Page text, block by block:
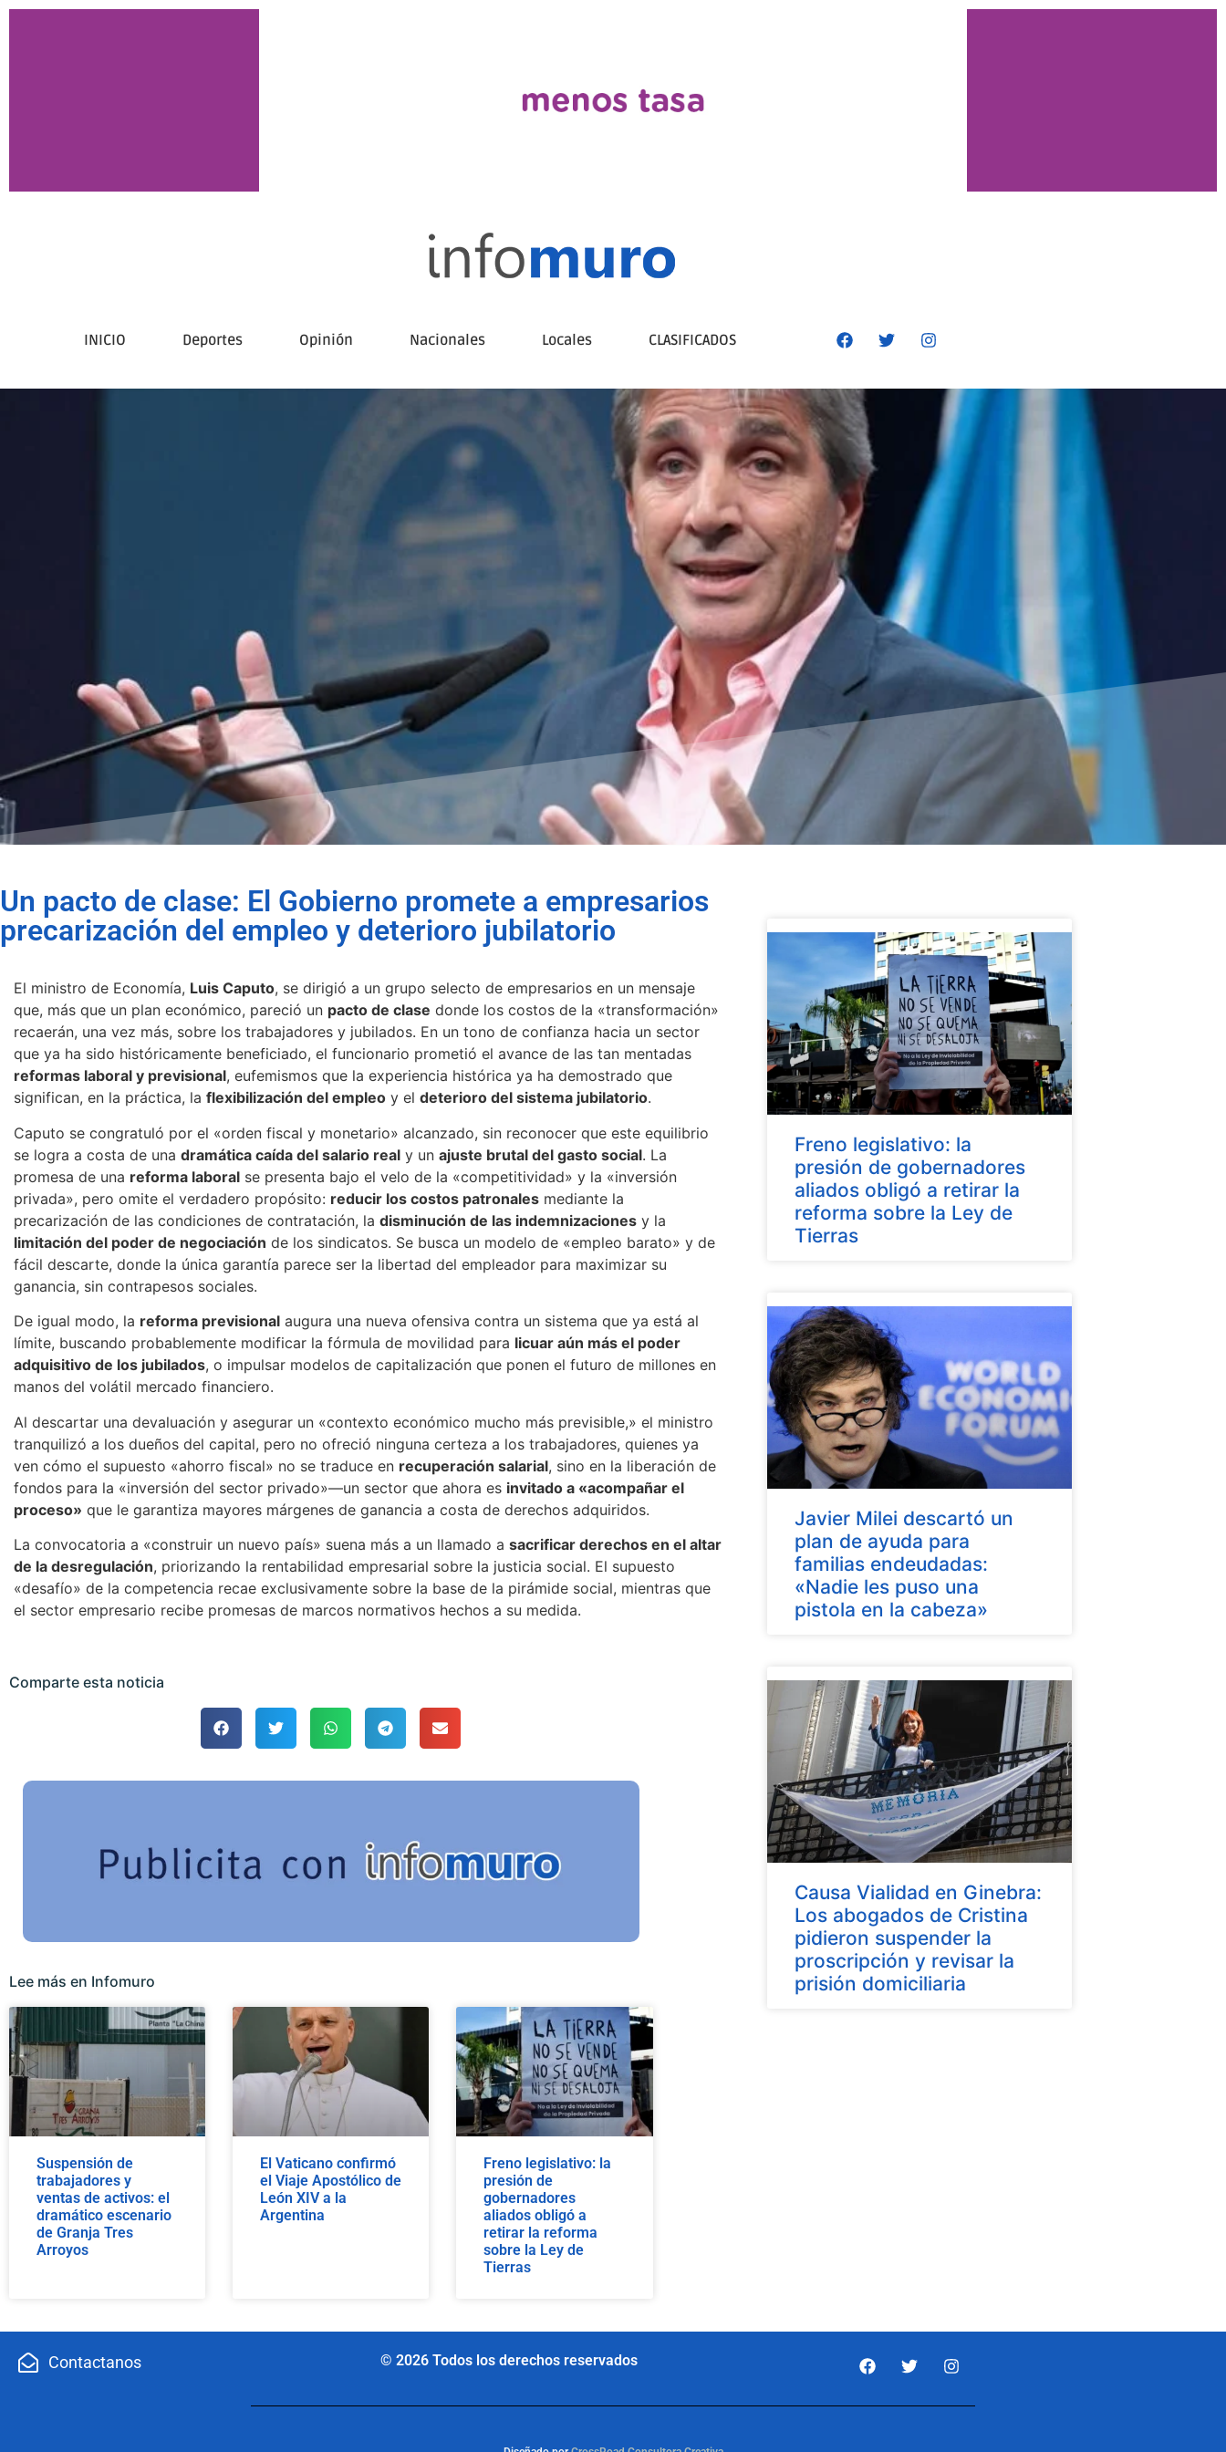
INICIO Deportes Opinión Nacionales Locales CLASIFICADOS
Un pacto de clase: El Gobierno promete a empresarios
precarización del empleo y deterioro jubilatorio
El ministro de Economía, Luis Caputo, se dirigió a un grupo selecto de empresarios en un mensaje
que, más que un plan económico, pareció un pacto de clase donde los costos de la «transformación»
recaerán, una vez más, sobre los trabajadores y jubilados. En un tono de confianza hacia un sector
que ya ha sido históricamente beneficiado, el funcionario prometió el avance de las tan mentadas
reformas laboral y previsional, eufemismos que la experiencia histórica ya ha demostrado que
significan, en la práctica, la flexibilización del empleo y el deterioro del sistema jubilatorio.
Caputo se congratuló por el «orden fiscal y monetario» alcanzado, sin reconocer que este equilibrio
se logra a costa de una dramática caída del salario real y un ajuste brutal del gasto social. La
promesa de una reforma laboral se presenta bajo el velo de la «competitividad» y la «inversión
privada», pero omite el verdadero propósito: reducir los costos patronales mediante la
precarización de las condiciones de contratación, la disminución de las indemnizaciones y la
limitación del poder de negociación de los sindicatos. Se busca un modelo de «empleo barato» y de
fácil descarte, donde la única garantía parece ser la libertad del empleador para maximizar su
ganancia, sin contrapesos sociales.
De igual modo, la reforma previsional augura una nueva ofensiva contra un sistema que ya está al
límite, buscando probablemente modificar la fórmula de movilidad para licuar aún más el poder
adquisitivo de los jubilados, o impulsar modelos de capitalización que ponen el futuro de millones en
manos del volátil mercado financiero.
Al descartar una devaluación y asegurar un «contexto económico mucho más previsible,» el ministro
tranquilizó a los dueños del capital, pero no ofreció ninguna certeza a los trabajadores, quienes ya
ven cómo el supuesto «ahorro fiscal» no se traduce en recuperación salarial, sino en la liberación de
fondos para la «inversión del sector privado»—un sector que ahora es invitado a «acompañar el
proceso» que le garantiza mayores márgenes de ganancia a costa de derechos adquiridos.
La convocatoria a «construir un nuevo país» suena más a un llamado a sacrificar derechos en el altar
de la desregulación, priorizando la rentabilidad empresarial sobre la justicia social. El supuesto
«desafío» de la competencia recae exclusivamente sobre la base de la pirámide social, mientras que
el sector empresario recibe promesas de marcos normativos hechos a su medida.
Comparte esta noticia
Lee más en Infomuro
Suspensión de
trabajadores y
ventas de activos: el
dramático escenario
de Granja Tres
Arroyos
El Vaticano confirmó
el Viaje Apostólico de
León XIV a la
Argentina
Freno legislativo: la
presión de
gobernadores
aliados obligó a
retirar la reforma
sobre la Ley de
Tierras
Freno legislativo: la
presión de gobernadores
aliados obligó a retirar la
reforma sobre la Ley de
Tierras
Javier Milei descartó un
plan de ayuda para
familias endeudadas:
«Nadie les puso una
pistola en la cabeza»
Causa Vialidad en Ginebra:
Los abogados de Cristina
pidieron suspender la
proscripción y revisar la
prisión domiciliaria
Contactanos © 2026 Todos los derechos reservados